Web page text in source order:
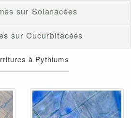
sur Solanacées
sur Cucurbitacées
à Pythiums